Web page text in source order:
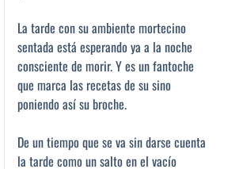
La tarde con su ambiente mortecino
sentada está esperando ya a la noche
consciente de morir. Y es un fantoche
que marca las recetas de su sino
poniendo así su broche.
De un tiempo que se va sin darse cuenta
la tarde como un salto en el vacío